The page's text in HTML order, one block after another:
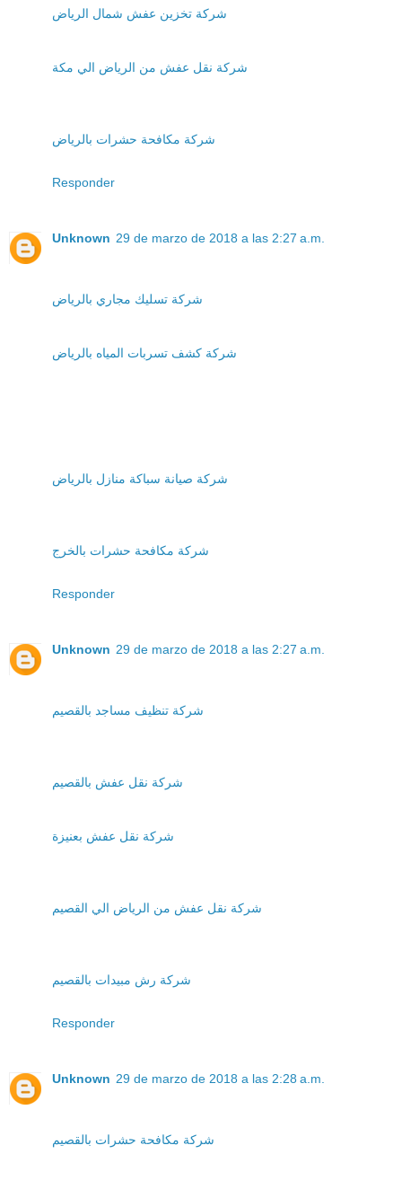
شركة تخزين عفش شمال الرياض
شركة نقل عفش من الرياض الي مكة
شركة مكافحة حشرات بالرياض
Responder
Unknown 29 de marzo de 2018 a las 2:27 a.m.
شركة تسليك مجاري بالرياض
شركة كشف تسربات المياه بالرياض
شركة صيانة سباكة منازل بالرياض
شركة مكافحة حشرات بالخرج
Responder
Unknown 29 de marzo de 2018 a las 2:27 a.m.
شركة تنظيف مساجد بالقصيم
شركة نقل عفش بالقصيم
شركة نقل عفش بعنيزة
شركة نقل عفش من الرياض الي القصيم
شركة رش مبيدات بالقصيم
Responder
Unknown 29 de marzo de 2018 a las 2:28 a.m.
شركة مكافحة حشرات بالقصيم